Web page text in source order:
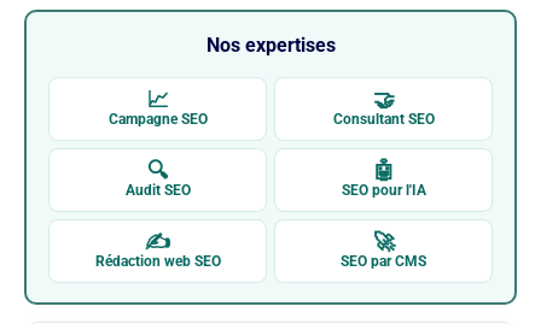
Nos expertises
📈
Campagne SEO
🤝
Consultant SEO
🔍
Audit SEO
🤖
SEO pour l'IA
✍
Rédaction web SEO
🚀
SEO par CMS